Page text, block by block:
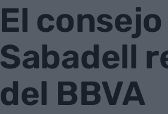
El
Sabadell
del BBVA